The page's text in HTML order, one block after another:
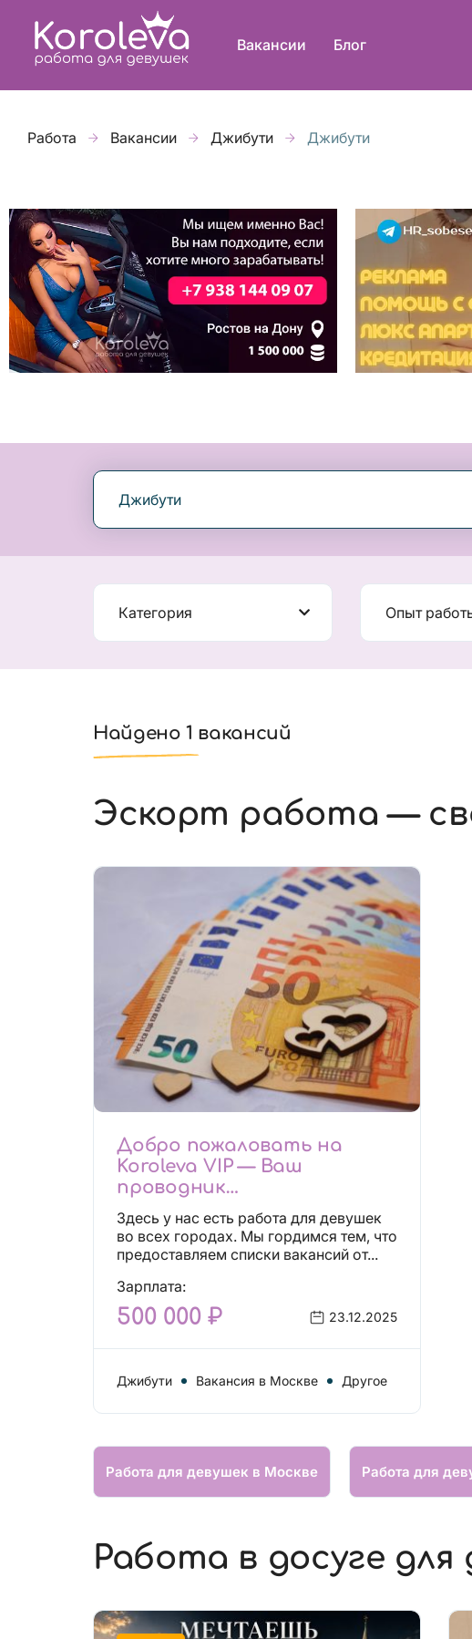
Вакансии Блог
Работа Вакансии Джибути Джибути
Джибути
Категория Опыт
Найдено 1 вакансий
Эскорт работа —
Добро пожаловать на
Koroleva VIP — Ваш
проводник
высокооплачиваемых
вакансий!
Здесь у нас есть работа для девушек
во всех городах. Мы гордимся тем, что
предоставляем списки вакансий от...
Зарплата:
500 000 ₽ 23.12.2025
Джибути Вакансия в Москве Другое
Работа для девушек в Москве Работа для
Работа в досуге для